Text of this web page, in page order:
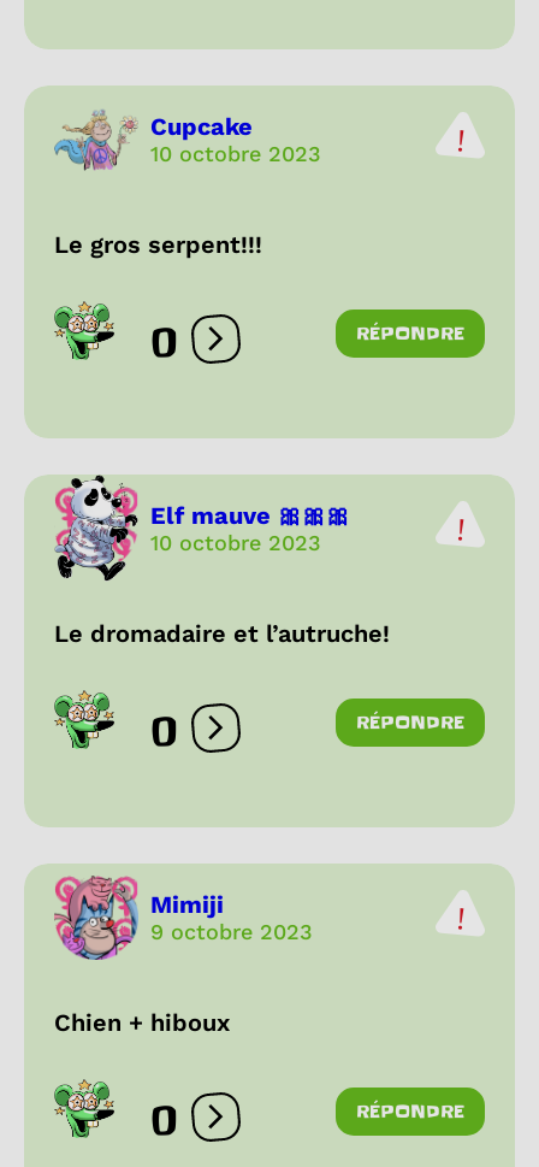
Cupcake
10 octobre 2023
Le gros serpent!!!
0 Ouvrir les réactions
RÉPONDRE
Elf mauve 🎀🎀🎀
10 octobre 2023
Le dromadaire et l’autruche!
0 Ouvrir les réactions
RÉPONDRE
Mimiji
9 octobre 2023
Chien + hiboux
0 Ouvrir les réactions
RÉPONDRE